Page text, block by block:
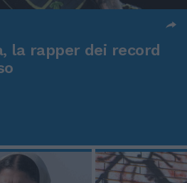
la rapper dei record